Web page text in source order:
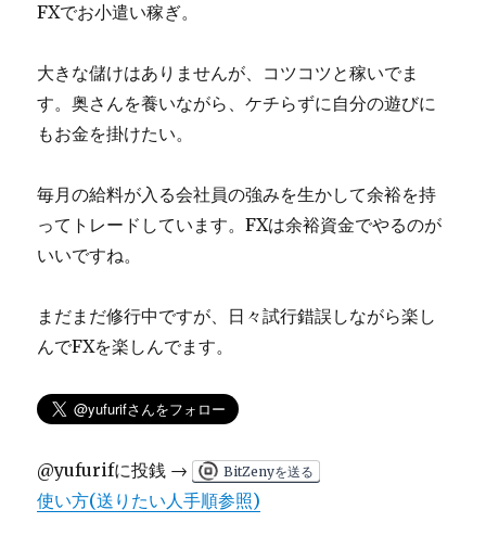
FXでお小遣い稼ぎ。
大きな儲けはありませんが、コツコツと稼いでま
す。奥さんを養いながら、ケチらずに自分の遊びに
もお金を掛けたい。
毎月の給料が入る会社員の強みを生かして余裕を持
ってトレードしています。FXは余裕資金でやるのが
いいですね。
まだまだ修行中ですが、日々試行錯誤しながら楽し
んでFXを楽しんでます。
@yufurifに投銭 → BitZenyを送る
使い方(送りたい人手順参照)